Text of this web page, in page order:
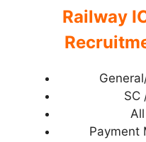
Railway
SC
Payment